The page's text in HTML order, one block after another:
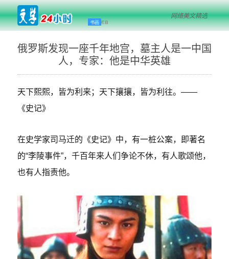
书画 栏目
网络美文精选
俄罗斯发现一座千年地宫，墓主人是一中国
人，专家：他是中华英雄
天下熙熙，皆为利来；天下攘攘，皆为利往。——
《史记》
在史学家司马迁的《史记》中，有一桩公案，即著名
的“李陵事件”，千百年来人们争论不休，有人歌颂他，
也有人指责他。